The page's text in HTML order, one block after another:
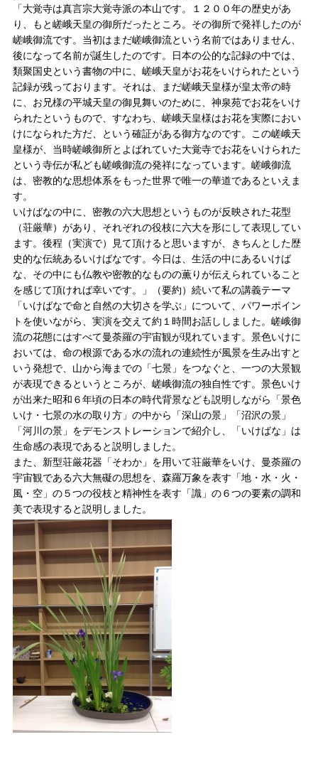
「大覚寺は真言宗大覚寺派の本山です。１２００年の歴史があ
り、もと嵯峨天皇の御所だったところ。その御所で発祥したのが
嵯峨御流です。当初はまだ嵯峨御流という名前ではありません、
後になって名前が誕生したのです。日本の公的な記録の中では、
類聚国史という書物の中に、嵯峨天皇がお花をいけられたという
記録が残っております。それは、まだ嵯峨天皇様が皇太帝の時
に、お兄様の平城天皇の御見舞いのために、神泉苑でお花をいけ
られたというもので、すなわち、嵯峨天皇様はお花を実際におい
けになられた方だ、という確証がある御方なのです。この嵯峨天
皇様が、当時嵯峨御所とよばれていた大覚寺でお花をいけられた
という寺伝が私ども嵯峨御流の発祥になっています。嵯峨御流
は、密教的な思想体系をもった世界で唯一の華道であるといえま
す。
いけばなの中に、密教の六大思想というものが反映された花型
（荘厳華）があり、それぞれの役枝に六大を形にして表現してい
ます。後程（実演で）見て頂けると思いますが、きちんとした歴
史的な伝統あるいけばなです。今日は、生活の中にあるいけば
な、その中にも仏教や密教的なものの薫りが伝えられていること
を感じて頂ければ幸いです。」（要約）続いて私の講義テーマ
「いけばなで命と自然の大切さを学ぶ」について、パワーポイン
トを使いながら、実演を交えて約１時間お話ししました。嵯峨御
流の花態にはすべて曼荼羅の宇宙観が現れています。景色いけに
おいては、命の根源である水の流れの連続性が風景を生み出すと
いう発想で、山から海までの「七景」をつなぐと、一つの大景観
が表現できるというところが、嵯峨御流の独自性です。景色いけ
が出来た昭和６年頃の日本の時代背景なども説明しながら「景色
いけ・七景の水の取り方」の中から「深山の景」「沼沢の景」
「河川の景」をデモンストレーションで紹介し、「いけばな」は
生命感の表現であると説明しました。
また、新型荘厳花器「そわか」を用いて荘厳華をいけ、曼荼羅の
宇宙観である六大無礙の思想を、森羅万象を表す「地・水・火・
風・空」の５つの役枝と精神性を表す「識」の６つの要素の調和
美で表現すると説明しました。